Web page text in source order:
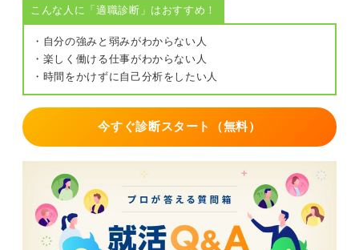
こんな人に「適職診断」はおすすめ！
・自分の強みと弱みがわからない人
・楽しく働ける仕事がわからない人
・時間をかけずに自己分析をしたい人
今すぐ診断スタート（無料）